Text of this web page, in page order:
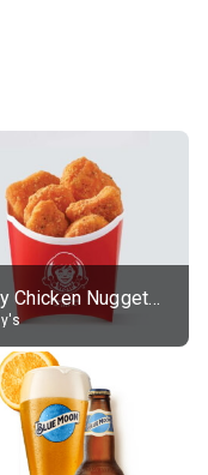
Spicy Chicken Nuggets, without sauce